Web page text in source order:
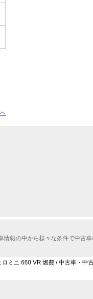
報の中から様々な条件で中古車
ロミニ 660 VR 燃費 / 中古車・中